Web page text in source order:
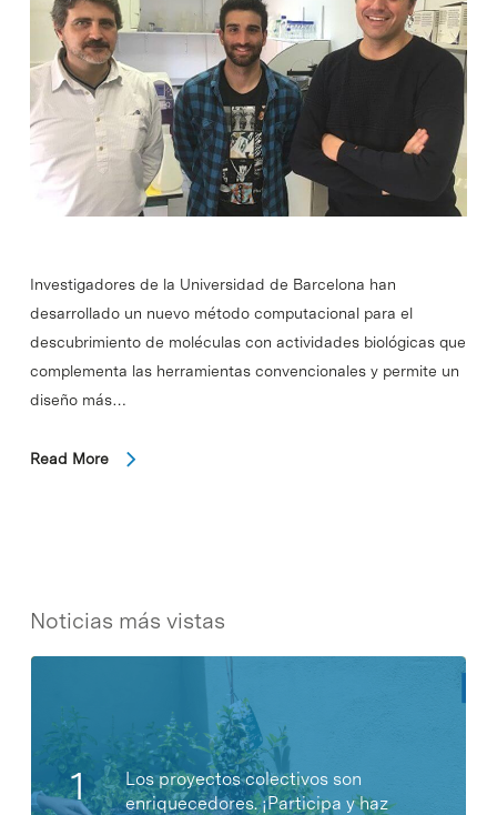
Investigadores de la Universidad de Barcelona han
desarrollado un nuevo método computacional para el
descubrimiento de moléculas con actividades biológicas que
complementa las herramientas convencionales y permite un
diseño más…
Read More
Noticias más vistas
Los proyectos colectivos son
enriquecedores. ¡Participa y haz